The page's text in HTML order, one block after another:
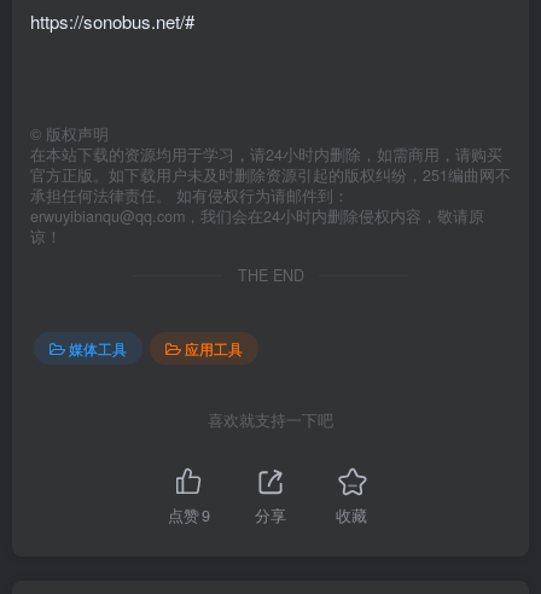
https://sonobus.net/#
© 版权声明
在本站下载的资源均用于学习，请24小时内删除，如需商用，请购买
官方正版。如下载用户未及时删除资源引起的版权纠纷，251编曲网不
承担任何法律责任。 如有侵权行为请邮件到：
erwuyibianqu@qq.com，我们会在24小时内删除侵权内容，敬请原
谅！
THE END
媒体工具 应用工具
喜欢就支持一下吧
点赞9 分享 收藏